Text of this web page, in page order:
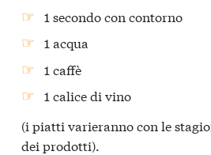
1 secondo con contorno
1 acqua
1 caffè
1 calice di vino
(i piatti varieranno con le
dei prodotti).